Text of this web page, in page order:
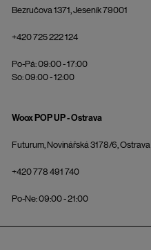
Bezručova 1371, Jeseník 79001
+420 725 222 124
Po-Pá: 09:00 - 17:00
So: 09:00 - 12:00
Woox POP UP - Ostrava
Futurum, Novinářská 3178/6, Ostrava
+420 778 491 740
Po-Ne: 09:00 - 21:00